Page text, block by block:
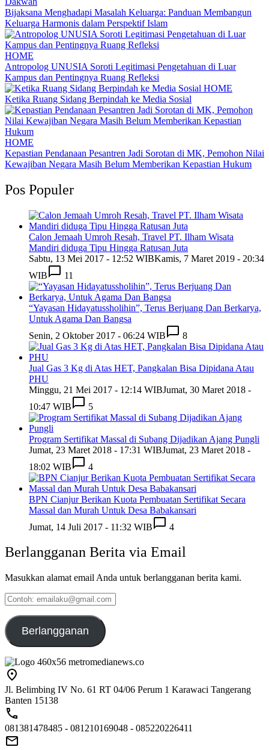
Bijaksana Menghadapi Masalah Keluarga: Panduan Membangun
Keluarga Harmonis dalam Perspektif Islam
HOME
Antropolog UNUSIA Soroti Legitimasi Pengetahuan di Luar
Kampus dan Pentingnya Ruang Refleksi
HOME
Ketika Ruang Sidang Berpindah ke Media Sosial
HOME
Kepastian Pendanaan Pesantren Jadi Sorotan di MK, Pemohon Nilai
Kewajiban Negara Masih Belum Memberikan Kepastian Hukum
Pos Populer
Calon Jemaah Umroh Resah, Travel PT. Ilham Wisata
Mandiri diduga Tipu Hingga Ratusan Juta
Sabtu, 13 Mei 2017 - 12:52 WIBKamis, 7 Maret 2019 - 20:34
WIB
11
“Yayasan Hidayatussholihin”, Terus Berjuang Dan Berkarya,
Untuk Agama Dan Bangsa
Senin, 2 Oktober 2017 - 06:24 WIB
8
Jual Gas 3 Kg di Atas HET, Pangkalan Bisa Dipidana Atau
PHU
Minggu, 21 Mei 2017 - 12:14 WIBJumat, 30 Maret 2018 -
10:47 WIB
5
Program Sertifikat Massal di Subang Dijadikan Ajang Pungli
Jumat, 23 Maret 2018 - 17:31 WIBJumat, 23 Maret 2018 -
18:02 WIB
4
BPN Cianjur Berikan Kuota Pembuatan Sertifikat Secara
Massal dan Murah Untuk Desa Babakansari
Jumat, 14 Juli 2017 - 11:32 WIB
4
Berlangganan Berita via Email
Masukkan alamat email Anda untuk berlangganan berita kami.
Contoh:
emailaku@gmail.com
Berlangganan
Jl. Belimbing IV No. 61 RT 04/06 Perum 1 Karawaci Tangerang
Banten 15138
081381478485 - 081210169048 - 085220226411